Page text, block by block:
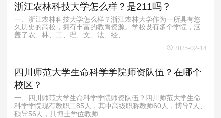
浙江农林科技大学怎么样？是211吗？
一、浙江农林科技大学怎么样？浙江农林大学作为一所具有悠
久历史的高校，拥有丰富的教育资源。学校设有多个学院，涵
盖了农、林、工、理、文、法、经、...
2025-02-14
四川师范大学生命科学学院师资队伍？在哪个
校区？
一、四川师范大学生命科学学院师资队伍？四川师范大学生命
科学学院现有教职工85人，其中高级职称教师60人，博导7人、
硕导56人，具博士学位教师...